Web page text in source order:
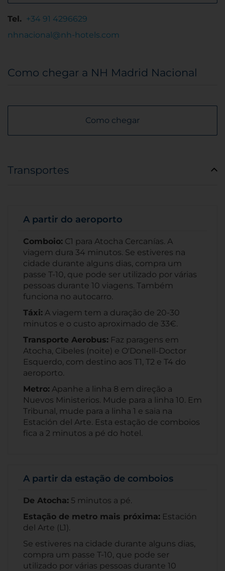
Tel. +34 91 4296629
nhnacional@nh-hotels.com
Como chegar a NH Madrid Nacional
Como chegar
Transportes
A partir do aeroporto
Comboio: C1 para Atocha Cercanías. A
viagem dura 34 minutos. Se estiveres na
cidade durante alguns dias, compra um
passe T-10, que pode ser utilizado por várias
pessoas durante 10 viagens. Também
funciona no autocarro.
Táxi: A viagem tem a duração de 20-30
minutos e o custo aproximado de 33€.
Transporte Aerobus: Faz paragens em
Atocha, Cibeles (noite) e O'Donell-Doctor
Esquerdo, com destino aos T1, T2 e T4 do
aeroporto.
Metro: Apanhe a linha 8 em direção a
Nuevos Ministerios. Mude para a linha 10. Em
Tribunal, mude para a linha 1 e saia na
Estación del Arte. Esta estação de comboios
fica a 2 minutos a pé do hotel.
A partir da estação de comboios
De Atocha: 5 minutos a pé.
Estação de metro mais próxima: Estación
del Arte (L1).
Se estiveres na cidade durante alguns dias,
compra um passe T-10, que pode ser
utilizado por várias pessoas durante 10